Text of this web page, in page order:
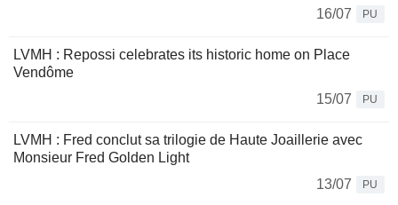
16/07
PU
LVMH : Repossi celebrates its historic home on Place
Vendôme
15/07
PU
LVMH : Fred conclut sa trilogie de Haute Joaillerie avec
Monsieur Fred Golden Light
13/07
PU